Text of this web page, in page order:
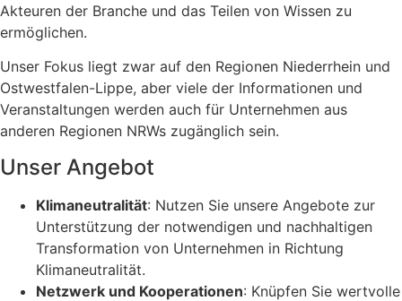
Akteuren der Branche und das Teilen von Wissen zu
ermöglichen.
Unser Fokus liegt zwar auf den Regionen Niederrhein und
Ostwestfalen-Lippe, aber viele der Informationen und
Veranstaltungen werden auch für Unternehmen aus
anderen Regionen NRWs zugänglich sein.
Unser Angebot
Klimaneutralität: Nutzen Sie unsere Angebote zur
Unterstützung der notwendigen und nachhaltigen
Transformation von Unternehmen in Richtung
Klimaneutralität.
Netzwerk und Kooperationen: Knüpfen Sie wertvolle